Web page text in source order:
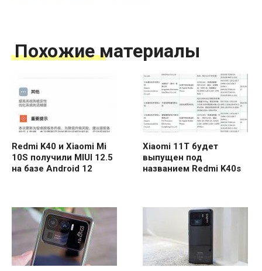
Похожие материалы
Redmi K40 и Xiaomi Mi
10S получили MIUI 12.5
на базе Android 12
Xiaomi 11T будет
выпущен под
названием Redmi K40s